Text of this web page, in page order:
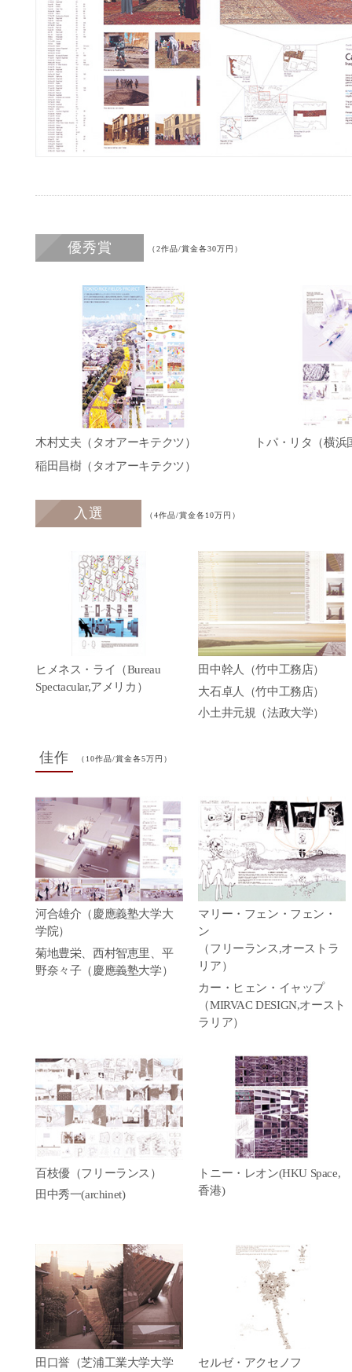
優秀賞 （2作品/賞金各30万円）
木村丈夫（タオアーキテクツ）
稲田昌樹（タオアーキテクツ）
トパ・リタ（横
入選 （4作品/賞金各10万円）
ヒメネス・ライ（Bureau
Spectacular,アメリカ）
田中幹人（竹中工務店）
大石卓人（竹中工務店）
小土井元規（法政大学）
佳作 （10作品/賞金各5万円）
河合雄介（慶應義塾大学大
学院）
菊地豊栄、西村智恵里、平
野奈々子（慶應義塾大学）
マリー・フェン・フェン・
ン
（フリーランス,オーストラ
リア）
カー・ヒェン・イャップ
（MIRVAC DESIGN,オースト
ラリア）
百枝優（フリーランス）
田中秀一(archinet)
トニー・レオン(HKU Space,
香港)
田口誉（芝浦工業大学大学 セルゼ・アクセノフ